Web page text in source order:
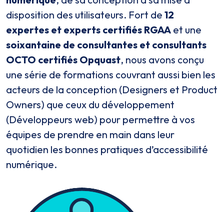
disposition des utilisateurs. Fort de 12
expertes et experts certifiés RGAA et une
soixantaine de consultantes et consultants
OCTO certifiés Opquast, nous avons conçu
une série de formations couvrant aussi bien les
acteurs de la conception (Designers et Product
Owners) que ceux du développement
(Développeurs web) pour permettre à vos
équipes de prendre en main dans leur
quotidien les bonnes pratiques d’accessibilité
numérique.